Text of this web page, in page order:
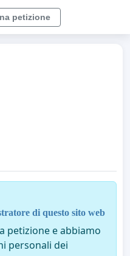
petizione
di questo sito web
petizione e abbiamo
personali dei